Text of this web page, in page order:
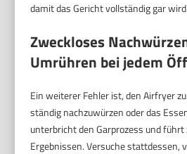
damit das Gericht vollständig gar wird.
Zweckloses
Umrühren bei jedem
Ein weiterer Fehler ist, den Airfryer
ständig nachzuwürzen oder das
unterbricht den Garprozess und
Ergebnissen. Versuche stattdessen,